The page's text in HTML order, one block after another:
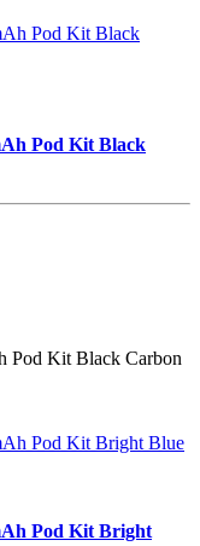
Pod Kit Black
Pod Kit Black Carbon
Pod Kit Bright